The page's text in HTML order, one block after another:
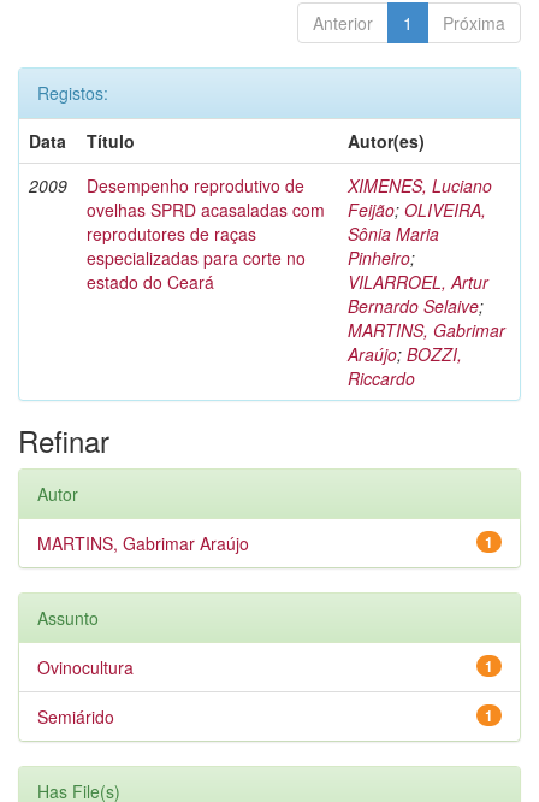
Anterior 1 Próxima
Registos:
Data
Título
Autor(es)
2009
Desempenho reprodutivo de
ovelhas SPRD acasaladas com
reprodutores de raças
especializadas para corte no
estado do Ceará
XIMENES, Luciano
Feijão; OLIVEIRA,
Sônia Maria
Pinheiro;
VILARROEL, Artur
Bernardo Selaive;
MARTINS, Gabrimar
Araújo; BOZZI,
Riccardo
Refinar
Autor
1
MARTINS, Gabrimar Araújo
Assunto
1
Ovinocultura
1
Semiárido
Has File(s)